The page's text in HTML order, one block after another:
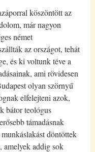
köszöntött az
már nagyon
német
az országot, tehát
és ki voltunk téve a
ami rövidesen
olyan szörnyű
elfelejteni azok,
bátor teológus
támadásnak
döntöttek
amelyek addig sok